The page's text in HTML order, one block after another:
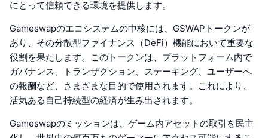
にとって信頼できる環境を提供します。
Gameswapのエコシステムの中核には、GSWAPトークンが
あり、その分散型ファイナンス（DeFi）機能において重要な
役割を果たします。このトークンは、プラットフォーム内で
ガバナンス、トランザクション、ステーキング、ユーザーへ
の報酬など、さまざまな目的で使用されます。これにより、
活気ある自己持続型の経済が生み出されます。
Gameswapのミッションは、ゲーム内アセットの取引を民主